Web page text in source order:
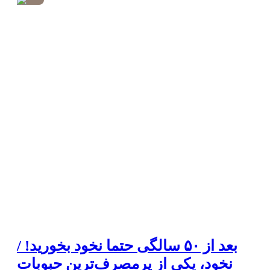
بعد از ۵۰ سالگی حتما نخود بخورید! /
نخود، یکی از پرمصرف‌ترین حبوبات